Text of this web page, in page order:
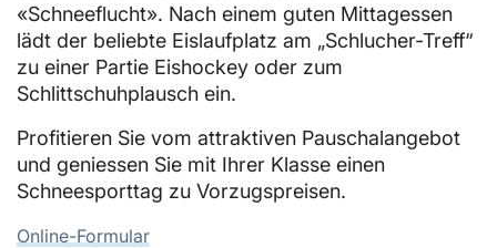
«Schneeflucht». Nach einem guten Mittagessen
lädt der beliebte Eislaufplatz am „Schlucher-Treff“
zu einer Partie Eishockey oder zum
Schlittschuhplausch ein.
Profitieren Sie vom attraktiven Pauschalangebot
und geniessen Sie mit Ihrer Klasse einen
Schneesporttag zu Vorzugspreisen.
Online-Formular